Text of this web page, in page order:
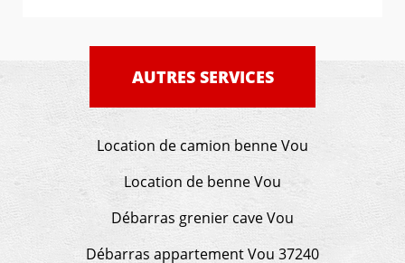
AUTRES SERVICES
Location de camion benne Vou
Location de benne Vou
Débarras grenier cave Vou
Débarras appartement Vou 37240